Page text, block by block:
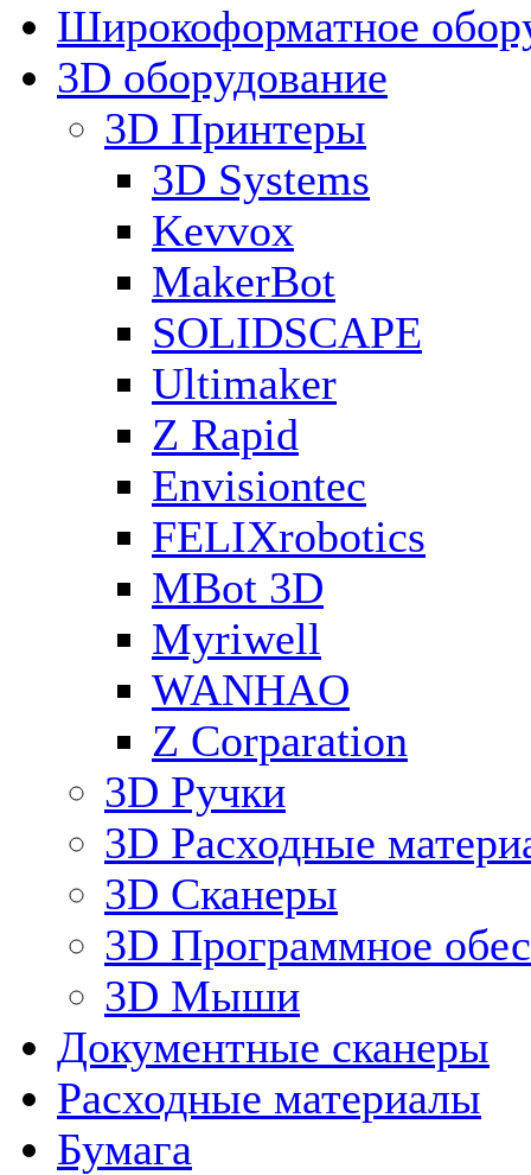
Широкоформатное
3D оборудование
3D Принтеры
3D Systems
Kevvox
MakerBot
SOLIDSCAPE
Ultimaker
Z Rapid
Envisiontec
FELIXrobotics
MBot 3D
Myriwell
WANHAO
Z Corparation
3D Ручки
3D Расходные
3D Сканеры
3D Программное
3D Мыши
Документные сканеры
Расходные материалы
Бумага